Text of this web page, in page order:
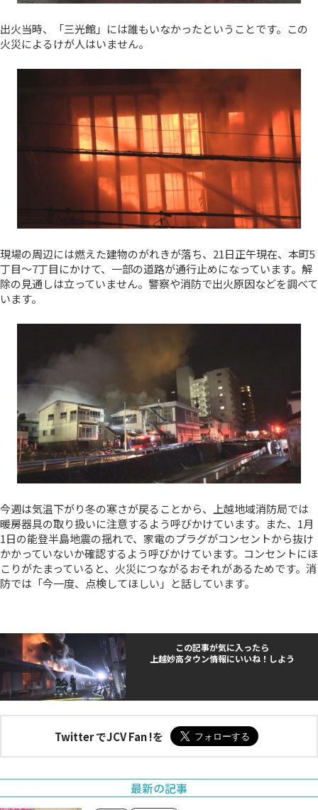
出火当時、「三光館」には誰もいなかったということです。この
火災によるけが人はいません。
現場の周辺には燃えた建物のがれきが落ち、21日正午現在、本町5
丁目～7丁目にかけて、一部の道路が通行止めになっています。解
除の見通しは立っていません。警察や消防で出火原因などを調べて
います。
今週は気温下がり冬の寒さが戻ることから、上越地域消防局では
暖房器具の取り扱いに注意するよう呼びかけています。また、1月
1日の能登半島地震の揺れで、家電のプラグがコンセントから抜け
かかっていないか確認するよう呼びかけています。コンセントにほ
こりがたまっていると、火災につながるおそれがあるためです。消
防では「今一度、点検してほしい」と話しています。
この記事が気に入ったら
上越妙高タウン情報にいいね！しよう
Twitter でJCV Fan !を
最新の記事